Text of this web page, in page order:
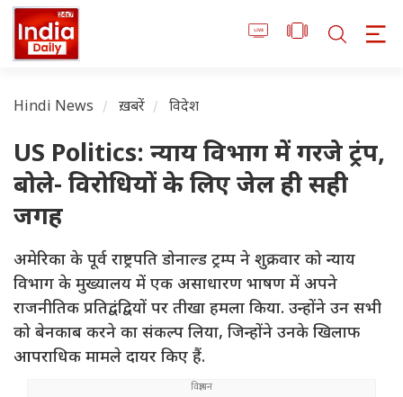
Hindi News ख़बरें विदेश
US Politics: न्याय विभाग में गरजे ट्रंप,
बोले- विरोधियों के लिए जेल ही सही
जगह
अमेरिका के पूर्व राष्ट्रपति डोनाल्ड ट्रम्प ने शुक्रवार को न्याय
विभाग के मुख्यालय में एक असाधारण भाषण में अपने
राजनीतिक प्रतिद्वंद्वियों पर तीखा हमला किया. उन्होंने उन सभी
को बेनकाब करने का संकल्प लिया, जिन्होंने उनके खिलाफ
आपराधिक मामले दायर किए हैं.